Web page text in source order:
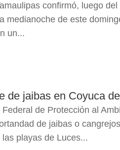
confirmó, luego
medianoche de este
un...
de jaibas en Coyuca
de Protección al
de jaibas o
playas de Luces...